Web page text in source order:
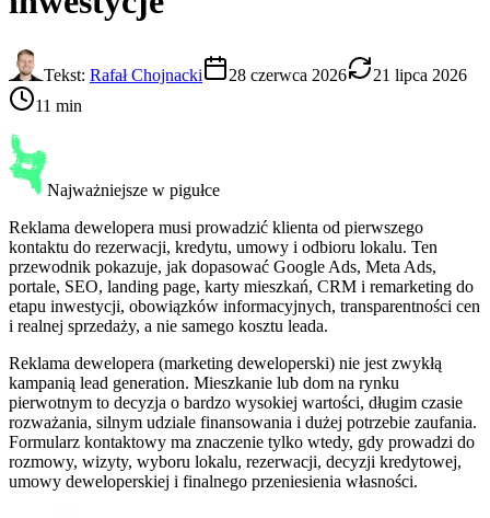
Tekst: Rafał Chojnacki 28 czerwca 2026
21 lipca 2026
11 min
Najważniejsze w pigułce
Reklama dewelopera musi prowadzić klienta od pierwszego
kontaktu do rezerwacji, kredytu, umowy i odbioru lokalu. Ten
przewodnik pokazuje, jak dopasować Google Ads, Meta Ads,
portale, SEO, landing page, karty mieszkań, CRM i remarketing do
etapu inwestycji, obowiązków informacyjnych, transparentności cen
i realnej sprzedaży, a nie samego kosztu leada.
Reklama dewelopera (marketing deweloperski) nie jest zwykłą
kampanią lead generation. Mieszkanie lub dom na rynku
pierwotnym to decyzja o bardzo wysokiej wartości, długim czasie
rozważania, silnym udziale finansowania i dużej potrzebie zaufania.
Formularz kontaktowy ma znaczenie tylko wtedy, gdy prowadzi do
rozmowy, wizyty, wyboru lokalu, rezerwacji, decyzji kredytowej,
umowy deweloperskiej i finalnego przeniesienia własności.